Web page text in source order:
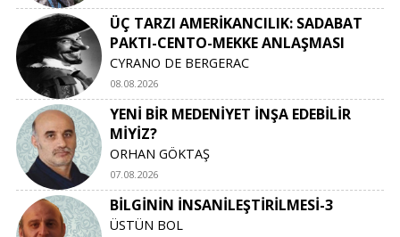
ÜÇ TARZI AMERİKANCILIK: SADABAT
PAKTI-CENTO-MEKKE ANLAŞMASI
CYRANO DE BERGERAC
08.08.2026
YENİ BİR MEDENİYET İNŞA EDEBİLİR
MİYİZ?
ORHAN GÖKTAŞ
07.08.2026
BİLGİNİN İNSANİLEŞTİRİLMESİ-3
ÜSTÜN BOL